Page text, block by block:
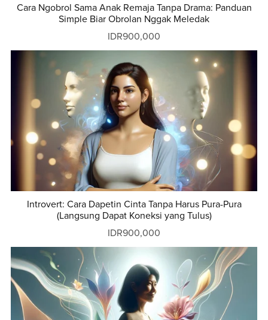
Cara Ngobrol Sama Anak Remaja Tanpa Drama: Panduan
Simple Biar Obrolan Nggak Meledak
IDR900,000
Introvert: Cara Dapetin Cinta Tanpa Harus Pura-Pura
(Langsung Dapat Koneksi yang Tulus)
IDR900,000